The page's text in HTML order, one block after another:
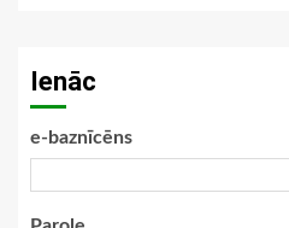
Ienāc
e-baznīcēns